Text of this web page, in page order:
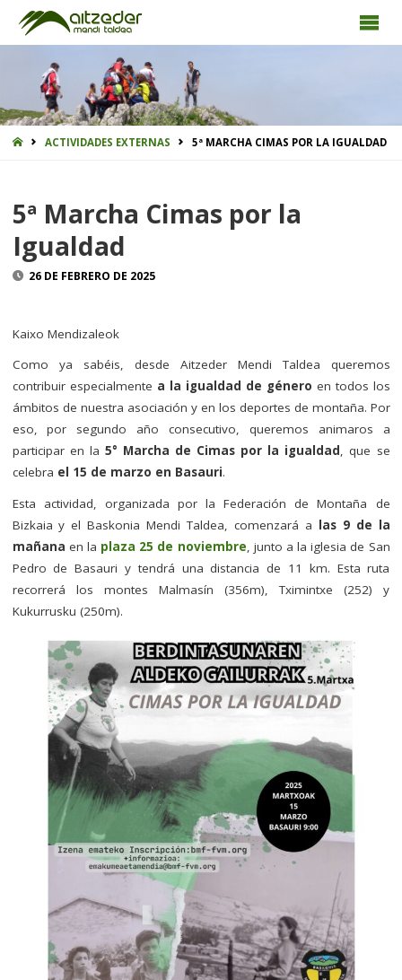
INICIOACTIVIDADES EXTERNAS 5ª MARCHA CIMAS POR LA IGUALDAD
5ª Marcha Cimas por la
Igualdad
26 DE FEBRERO DE 2025
Kaixo Mendizaleok
Como ya sabéis, desde Aitzeder Mendi Taldea queremos
contribuir especialmente a la igualdad de género en todos los
ámbitos de nuestra asociación y en los deportes de montaña. Por
eso, por segundo año consecutivo, queremos animaros a
participar en la 5° Marcha de Cimas por la igualdad, que se
celebra el 15 de marzo en Basauri.
Esta actividad, organizada por la Federación de Montaña de
Bizkaia y el Baskonia Mendi Taldea, comenzará a las 9 de la
mañana en la plaza 25 de noviembre, junto a la iglesia de San
Pedro de Basauri y tendrá una distancia de 11 km. Esta ruta
recorrerá los montes Malmasín (356m), Tximintxe (252) y
Kukurrusku (250m).